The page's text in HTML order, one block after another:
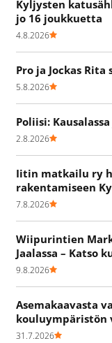
Kyljysten
jo 16 joukkuetta
4.8.2026
Pro ja Jockas
5.8.2026
Poliisi:
2.8.2026
Iitin matkailu ry
rakentamiseen
7.8.2026
Wiipurintien
Jaalassa – Katso
9.8.2026
Asemakaavasta
kouluympäristön
31.7.2026